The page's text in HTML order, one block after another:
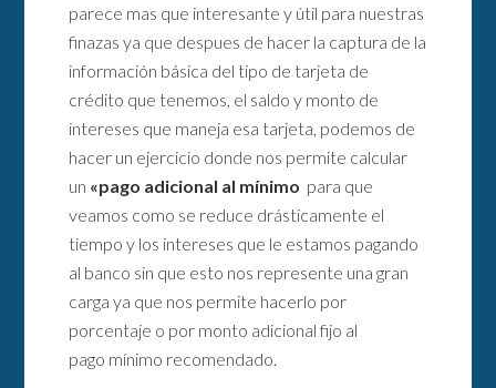
parece mas que interesante y útil para nuestras
finazas ya que despues de hacer la captura de la
información básica del tipo de tarjeta de
crédito que tenemos, el saldo y monto de
intereses que maneja esa tarjeta, podemos de
hacer un ejercicio donde nos permite calcular
un «pago adicional al mínimo para que
veamos como se reduce drásticamente el
tiempo y los intereses que le estamos pagando
al banco sin que esto nos represente una gran
carga ya que nos permite hacerlo por
porcentaje o por monto adicional fijo al
pago mínimo recomendado.